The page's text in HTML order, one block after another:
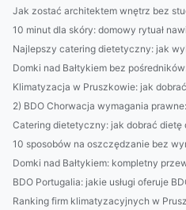
Jak zostać architektem wnętrz bez
10 minut dla skóry: domowy rytuał
Najlepszy catering dietetyczny: jak
Domki nad Bałtykiem bez
Klimatyzacja w Pruszkowie: jak
2) BDO Chorwacja wymagania
Catering dietetyczny: jak dobrać dietę
10 sposobów na oszczędzanie bez
Domki nad Bałtykiem: kompletny
BDO Portugalia: jakie usługi oferuje
Ranking firm klimatyzacyjnych w